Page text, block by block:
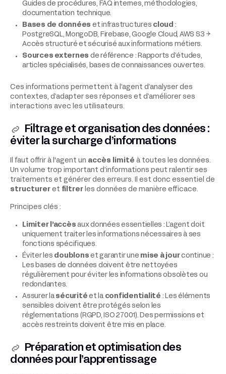
Guides de procédures, FAQ internes, méthodologies,
documentation technique.
Bases de données et infrastructures cloud :
PostgreSQL, MongoDB, Firebase, Google Cloud, AWS S3 →
Accès structuré et sécurisé aux informations métiers.
Sources externes de référence : Rapports d’études,
articles spécialisés, bases de connaissances ouvertes.
Ces informations permettent à l’agent d’analyser des
contextes, d’adapter ses réponses et d’améliorer ses
interactions avec les utilisateurs.
Filtrage et organisation des données :
éviter la surcharge d’informations
Il faut offrir à l'agent un accès limité à toutes les données.
Un volume trop important d’informations peut ralentir ses
traitements et générer des erreurs. Il est donc essentiel de
structurer et filtrer les données de manière efficace.
Principes clés :
Limiter l’accès aux données essentielles : L’agent doit
uniquement traiter les informations nécessaires à ses
fonctions spécifiques.
Éviter les doublons et garantir une mise à jourcontinue :
Les bases de données doivent être nettoyées
régulièrement pour éviter les informations obsolètes ou
redondantes.
Assurer la sécurité et la confidentialité : Les éléments
sensibles doivent être protégés selon les
réglementations (RGPD, ISO 27001). Des permissions et
accès restreints doivent être mis en place.
Préparation et optimisation des
données pour l’apprentissage